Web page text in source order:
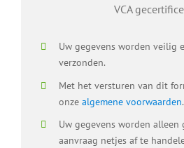
VCA
Uw gegevens worden veilig
verzonden.
Met het versturen van dit
onze algemene voorwaarden.
Uw gegevens worden
aanvraag netjes af te